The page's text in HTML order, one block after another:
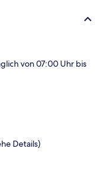
von 07:00 Uhr bis
Details)